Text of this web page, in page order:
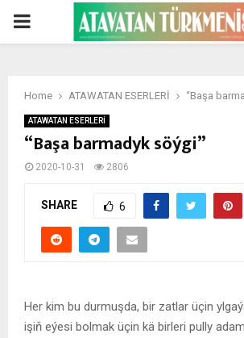
PRIMARY
Home ATAWATAN ESERLERİ “Başa
ATAWATAN ESERLERİ
“Başa barmadyk söýgi”
2020-10-31 2806
SHARE 6
Her kim bu durmuşda, bir zatlar üçin
işiň eýesi bolmak üçin kä birleri pully